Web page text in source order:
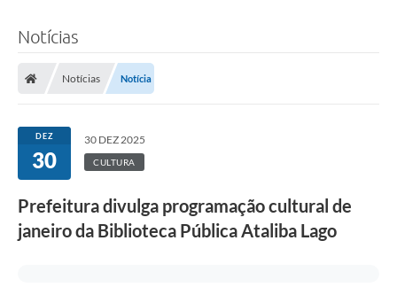
Notícias
Notícias Notícia
DEZ
30
30 DEZ 2025
CULTURA
Prefeitura divulga programação cultural de
janeiro da Biblioteca Pública Ataliba Lago